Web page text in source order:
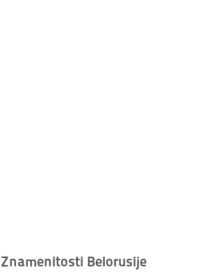
Znamenitosti Belorusije